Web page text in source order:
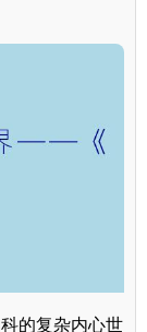
的复杂内心世